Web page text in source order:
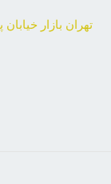
تهران بازار